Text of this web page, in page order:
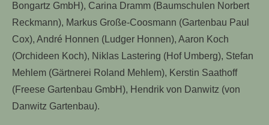
Bongartz GmbH), Carina Dramm (Baumschulen Norbert
Reckmann), Markus Große-Coosmann (Gartenbau Paul
Cox), André Honnen (Ludger Honnen), Aaron Koch
(Orchideen Koch), Niklas Lastering (Hof Umberg), Stefan
Mehlem (Gärtnerei Roland Mehlem), Kerstin Saathoff
(Freese Gartenbau GmbH), Hendrik von Danwitz (von
Danwitz Gartenbau).
Personen auf dem Bild (v.l.): Thomas Keuschen,
Carsten Tovenrath, Franz Teuwen, Richard
Niehues, Markus Große-Coosmann, Andre
Honnen, Marcel Bongartz (vorne), Torsten Wolf,
Bongartz, Stephan Eichner, Stefan Mehlem, Aaron
Koch, Carina Dramm, Bert Schmitz, Tim Becker
(vorne), Wolfgang Schubert, Kerstin Saathoff,